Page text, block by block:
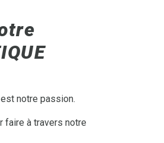
notre passion.
faire à travers notre